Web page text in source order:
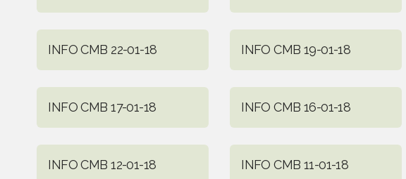
INFO CMB 22-01-18 INFO CMB 19-01-18
INFO CMB 17-01-18 INFO CMB 16-01-18
INFO CMB 12-01-18 INFO CMB 11-01-18